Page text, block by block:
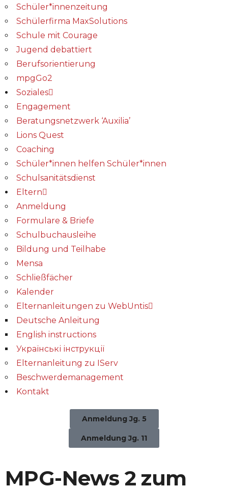
Schüler*innenzeitung
Schülerfirma MaxSolutions
Schule mit Courage
Jugend debattiert
Berufsorientierung
mpgGo2
Soziales
Engagement
Beratungsnetzwerk ‘Auxilia’
Lions Quest
Coaching
Schüler*innen helfen Schüler*innen
Schulsanitätsdienst
Eltern
Anmeldung
Formulare & Briefe
Schulbuchausleihe
Bildung und Teilhabe
Mensa
Schließfächer
Kalender
Elternanleitungen zu WebUntis
Deutsche Anleitung
English instructions
Українські інструкції
Elternanleitung zu IServ
Beschwerdemanagement
Kontakt
Anmeldung Jg. 5
Anmeldung Jg. 11
MPG-News 2 zum